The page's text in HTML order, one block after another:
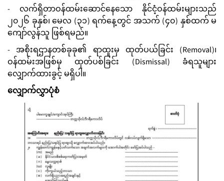
- လက်ရှိတာဝန်ထမ်းဆောင်နေသော နိုင်ငံ့ဝန်ထမ်းများသည်
၂၀၂၆ ခုနှစ်၊ မေလ (၃၁) ရက်နေ့တွင် အသက် (၄၀) နှစ်ထက် မ
ကျော်လွန်သူ ဖြစ်ရမည်။
- အစိုးရဌာနတစ်ခုခု၏ ရာထူးမှ ထုတ်ပယ်ခြင်း (Removal)၊
ဝန်ထမ်းအဖြစ်မှ ထုတ်ပစ်ခြင်း (Dismissal) ခံရသူများ
လျှောက်ထားခွင့် မရှိပါ။
လျှောက်လွှာပုံစံ